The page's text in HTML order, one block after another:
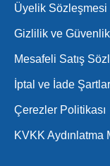
Üyelik Sözleşmesi
Gizlilik ve Güvenlik
Mesafeli Satış
İptal ve İade
Çerezler Politikası
KVKK Aydınlatma